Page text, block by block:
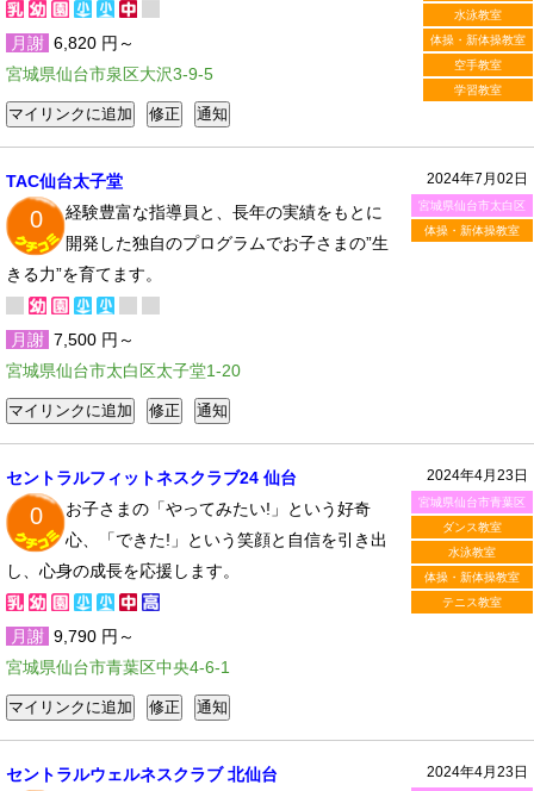
水泳教室
体操・新体操教室
空手教室
学習教室
月謝 6,820 円～
宮城県仙台市泉区大沢3-9-5
2024年7月02日
宮城県仙台市太白区
体操・新体操教室
TAC仙台太子堂
0
経験豊富な指導員と、長年の実績をもとに
開発した独自のプログラムでお子さまの”生
きる力”を育てます。
月謝 7,500 円～
宮城県仙台市太白区太子堂1-20
2024年4月23日
宮城県仙台市青葉区
ダンス教室
水泳教室
体操・新体操教室
テニス教室
セントラルフィットネスクラブ24 仙台
0
お子さまの「やってみたい!」という好奇
心、「できた!」という笑顔と自信を引き出
し、心身の成長を応援します。
月謝 9,790 円～
宮城県仙台市青葉区中央4-6-1
2024年4月23日
セントラルウェルネスクラブ 北仙台